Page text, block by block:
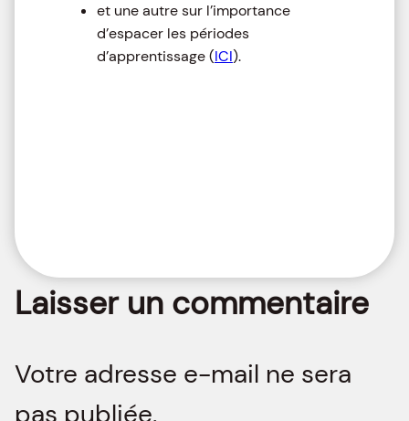
et une autre sur l’importance
d’espacer les périodes
d’apprentissage (ICI).
Laisser un commentaire
Votre adresse e-mail ne sera
pas publiée.